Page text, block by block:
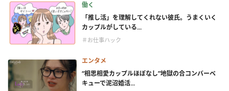
働く
「推し活」を理解してくれない彼氏。うまくいく
カップルがしている...
＃お仕事ハック
エンタメ
“相思相愛カップルほぼなし”地獄の合コンバーベ
キューで泥沼婚活...